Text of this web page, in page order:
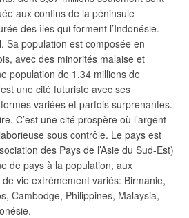
aux confins de la péninsule
des îles qui forment l’Indonésie.
Sa population est composée en
avec des minorités malaise et
population de 1,34 millions de
une cité futuriste avec ses
variées et parfois surprenantes.
C’est une cité prospère où l’argent
sous contrôle. Le pays est
des Pays de l’Asie du Sud-Est)
de pays à la population, aux
vie extrêmement variés: Birmanie,
Cambodge, Philippines, Malaysia,